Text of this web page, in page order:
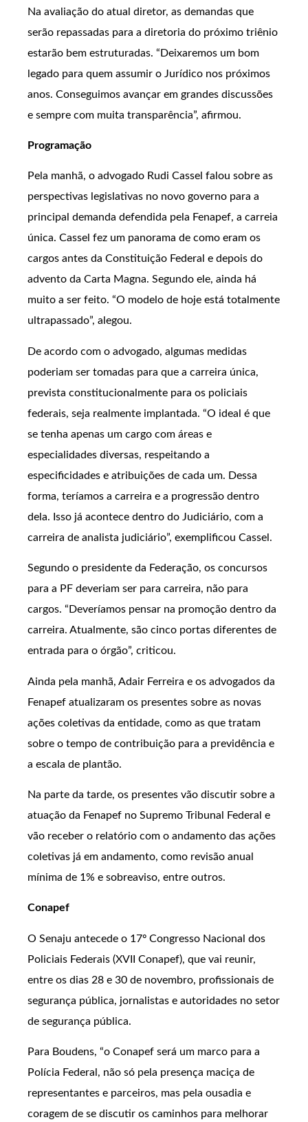
Na avaliação do atual diretor, as demandas que
serão repassadas para a diretoria do próximo triênio
estarão bem estruturadas. “Deixaremos um bom
legado para quem assumir o Jurídico nos próximos
anos. Conseguimos avançar em grandes discussões
e sempre com muita transparência”, afirmou.
Programação
Pela manhã, o advogado Rudi Cassel falou sobre as
perspectivas legislativas no novo governo para a
principal demanda defendida pela Fenapef, a carreia
única. Cassel fez um panorama de como eram os
cargos antes da Constituição Federal e depois do
advento da Carta Magna. Segundo ele, ainda há
muito a ser feito. “O modelo de hoje está totalmente
ultrapassado”, alegou.
De acordo com o advogado, algumas medidas
poderiam ser tomadas para que a carreira única,
prevista constitucionalmente para os policiais
federais, seja realmente implantada. “O ideal é que
se tenha apenas um cargo com áreas e
especialidades diversas, respeitando a
especificidades e atribuições de cada um. Dessa
forma, teríamos a carreira e a progressão dentro
dela. Isso já acontece dentro do Judiciário, com a
carreira de analista judiciário”, exemplificou Cassel.
Segundo o presidente da Federação, os concursos
para a PF deveriam ser para carreira, não para
cargos. “Deveríamos pensar na promoção dentro da
carreira. Atualmente, são cinco portas diferentes de
entrada para o órgão”, criticou.
Ainda pela manhã, Adair Ferreira e os advogados da
Fenapef atualizaram os presentes sobre as novas
ações coletivas da entidade, como as que tratam
sobre o tempo de contribuição para a previdência e
a escala de plantão.
Na parte da tarde, os presentes vão discutir sobre a
atuação da Fenapef no Supremo Tribunal Federal e
vão receber o relatório com o andamento das ações
coletivas já em andamento, como revisão anual
mínima de 1% e sobreaviso, entre outros.
Conapef
O Senaju antecede o 17º Congresso Nacional dos
Policiais Federais (XVII Conapef), que vai reunir,
entre os dias 28 e 30 de novembro, profissionais de
segurança pública, jornalistas e autoridades no setor
de segurança pública.
Para Boudens, “o Conapef será um marco para a
Polícia Federal, não só pela presença maciça de
representantes e parceiros, mas pela ousadia e
coragem de se discutir os caminhos para melhorar